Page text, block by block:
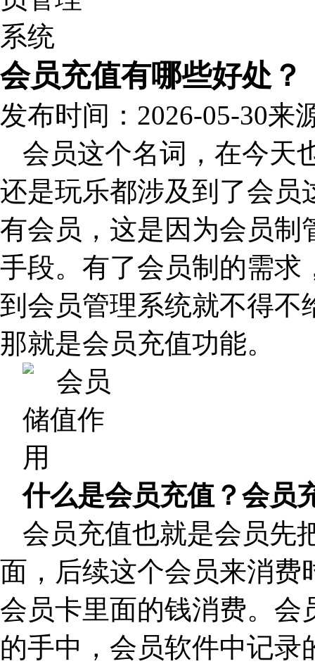
会员充值有哪些好处？
发布时间：2026-05-30来
会员这个名词，在今天
还是玩乐都涉及到了会员
有会员，这是因为会员制
手段。有了会员制的需求
到会员管理系统就不得不
那就是会员充值功能。
什么是会员充值？会员
会员充值也就是会员先
面，后续这个会员来消费
会员卡里面的钱消费。会
的手中，会员软件中记